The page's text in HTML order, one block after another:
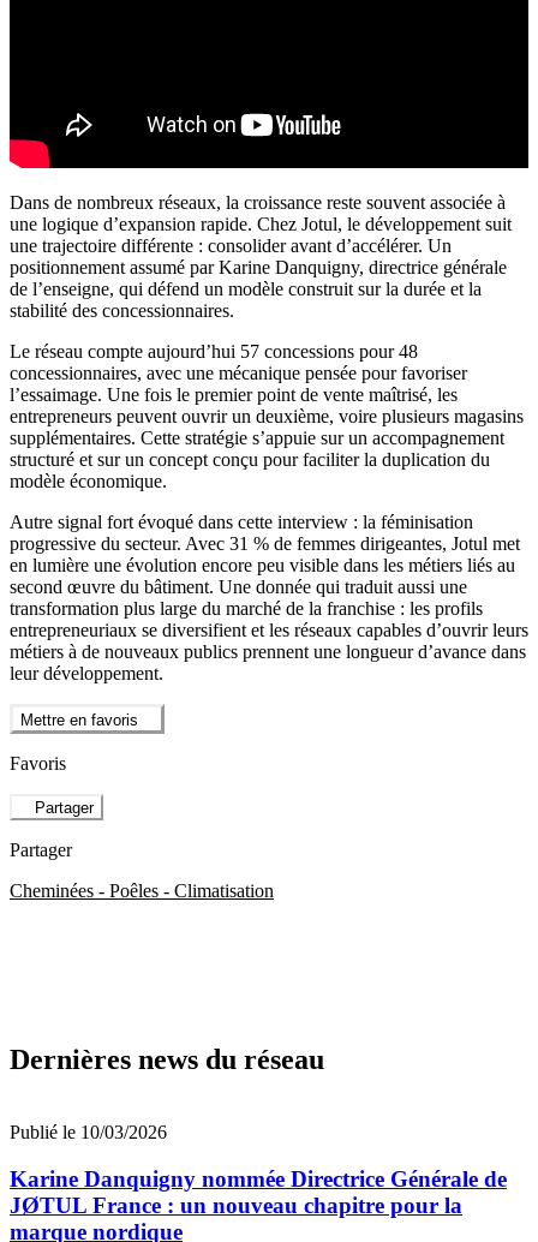
Dans de nombreux réseaux, la croissance reste souvent associée à
une logique d’expansion rapide. Chez Jotul, le développement suit
une trajectoire différente : consolider avant d’accélérer. Un
positionnement assumé par Karine Danquigny, directrice générale
de l’enseigne, qui défend un modèle construit sur la durée et la
stabilité des concessionnaires.
Le réseau compte aujourd’hui 57 concessions pour 48
concessionnaires, avec une mécanique pensée pour favoriser
l’essaimage. Une fois le premier point de vente maîtrisé, les
entrepreneurs peuvent ouvrir un deuxième, voire plusieurs magasins
supplémentaires. Cette stratégie s’appuie sur un accompagnement
structuré et sur un concept conçu pour faciliter la duplication du
modèle économique.
Autre signal fort évoqué dans cette interview : la féminisation
progressive du secteur. Avec 31 % de femmes dirigeantes, Jotul met
en lumière une évolution encore peu visible dans les métiers liés au
second œuvre du bâtiment. Une donnée qui traduit aussi une
transformation plus large du marché de la franchise : les profils
entrepreneuriaux se diversifient et les réseaux capables d’ouvrir leurs
métiers à de nouveaux publics prennent une longueur d’avance dans
leur développement.
Mettre en favoris
Favoris
Partager
Partager
Cheminées - Poêles - Climatisation
Dernières news du réseau
Publié le 10/03/2026
Karine Danquigny nommée Directrice Générale de
JØTUL France : un nouveau chapitre pour la
marque nordique